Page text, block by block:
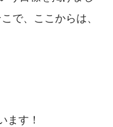
で、ここからは、
ます！